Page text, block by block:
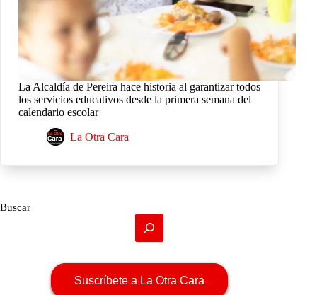
La Alcaldía de Pereira hace historia al garantizar todos
los servicios educativos desde la primera semana del
calendario escolar
La Otra Cara
Buscar
Suscríbete a La Otra Cara